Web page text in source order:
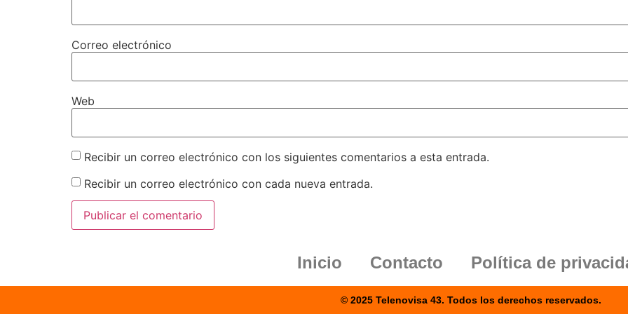
Correo electrónico
Web
Recibir un correo electrónico con los siguientes comentarios a esta entrada.
Recibir un correo electrónico con cada nueva entrada.
Inicio Contacto Política de
© 2025 Telenovisa 43. Todos los derechos reservados.